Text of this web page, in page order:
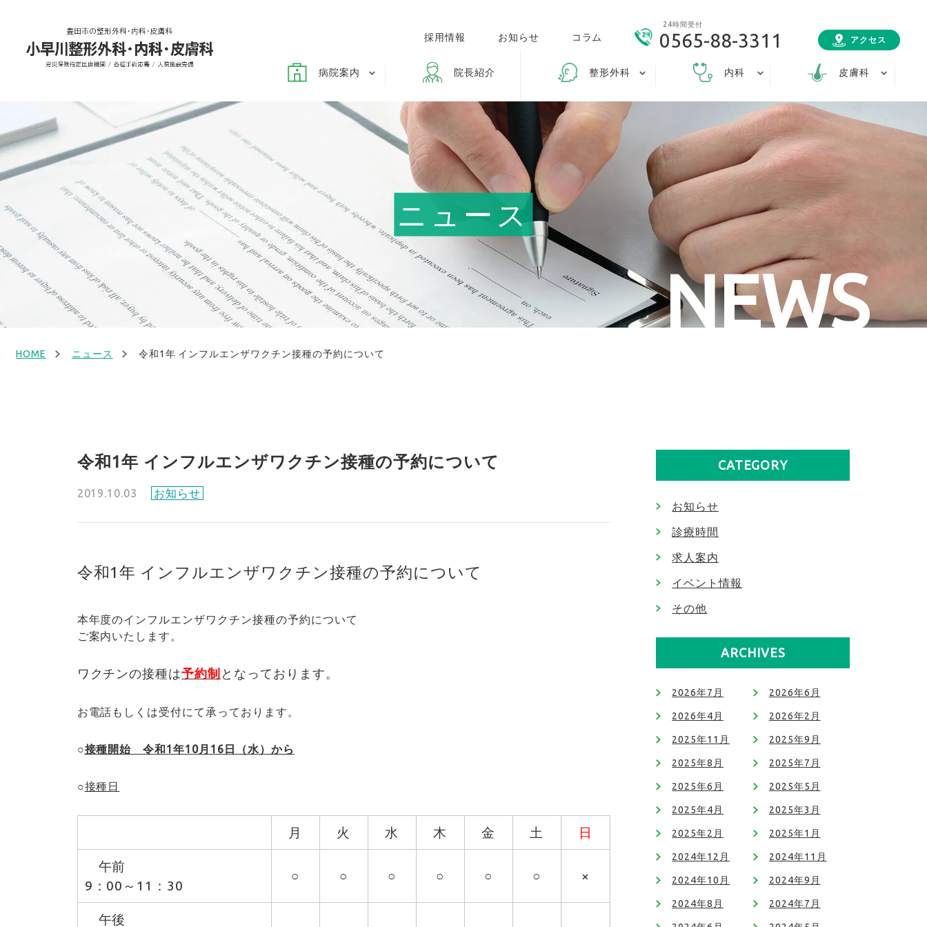
病院案内 院長紹介 整形外科 内科 皮膚科
採用情報 お知らせ コラム
24時間受付
0565-88-3311 アクセス
ニュース
NEWS
HOME ニュース 令和1年 インフルエンザワクチン接種の予約について
令和1年 インフルエンザワクチン接種の予約について
2019.10.03 お知らせ
令和1年 インフルエンザワクチン接種の予約について
本年度のインフルエンザワクチン接種の予約について
ご案内いたします。
ワクチンの接種は予約制 となっております。
お電話もしくは受付にて承っております。
○接種開始 令和1年10月16日（水）から
○接種日
月 火 水 木 金 土 日
午前
9：00～11：30
○ ○ ○ ○ ○ ○ ×
午後
CATEGORY
お知らせ
診療時間
求人案内
イベント情報
その他
ARCHIVES
2026年7月 2026年6月
2026年4月 2026年2月
2025年11月 2025年9月
2025年8月 2025年7月
2025年6月 2025年5月
2025年4月 2025年3月
2025年2月 2025年1月
2024年12月 2024年11月
2024年10月 2024年9月
2024年8月 2024年7月